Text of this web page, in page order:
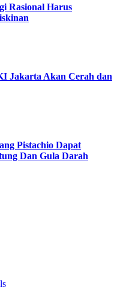
Rasional Harus
Jakarta Akan Cerah dan
Pistachio Dapat
Dan Gula Darah